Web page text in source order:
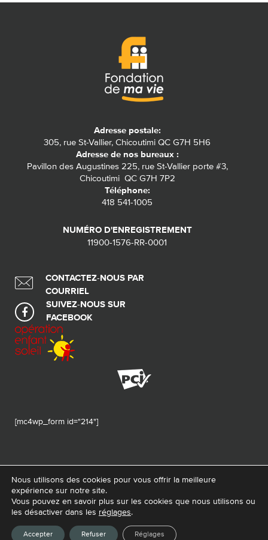
Adresse postale:
305, rue St-Vallier, Chicoutimi QC G7H 5H6
Adresse de nos bureaux :
Pavillon des Augustines 225, rue St-Vallier porte #3,
Chicoutimi QC G7H 7P2
Téléphone:
418 541-1005
NUMÉRO D'ENREGISTREMENT
11900-1576-RR-0001
CONTACTEZ-NOUS PAR
COURRIEL
SUIVEZ-NOUS SUR
FACEBOOK
[mc4wp_form id="214"]
© 2026 Tous droits réservés - Fondation de ma vie – Pour la santé de la
Conception Web :
Nous utilisons des cookies pour vous offrir la meilleure
expérience sur notre site.
Vous pouvez en savoir plus sur les cookies que nous utilisons ou
les désactiver dans les réglages.
Accepter Refuser Réglages